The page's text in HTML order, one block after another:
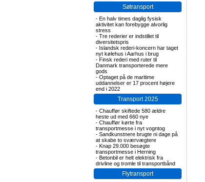
Søtransport
- En halv times daglig fysisk
aktivitet kan forebygge alvorlig
stress
- Tre rederier er indstillet til
diversitetspris
- Islandsk rederi-koncern har taget
nyt kølehus i Aarhus i brug
- Finsk rederi med ruter til
Danmark transporterede mere
gods
- Optaget på de maritime
uddannelser er 17 procent højere
end i 2022
Transport 2025
- Chauffør skiftede 580 ældre
heste ud med 660 nye
- Chauffør kørte fra
transportmesse i nyt vogntog
- Sandkunstnere brugte ni dage på
at skabe to sværvægtere
- Knap 29.000 besøgte
transportmesse i Herning
- Betonbil er helt elektrisk fra
drivline og tromle til transportbånd
Flytransport